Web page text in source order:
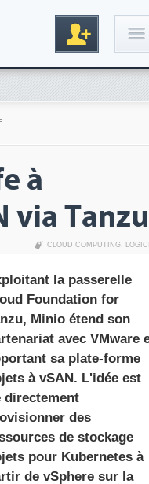
à
via Tanzu
CLOUD COMPUTING,
la passerelle
Foundation for
Minio étend son
avec VMware
sa plate-forme
à vSAN. L'idée est
directement
des
de stockage
pour Kubernetes à
de vSphere sur la